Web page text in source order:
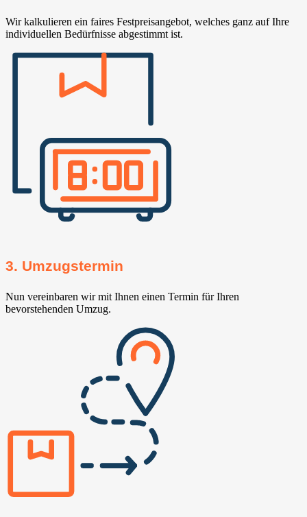
Wir kalkulieren ein faires Festpreisangebot, welches ganz auf Ihre
individuellen Bedürfnisse abgestimmt ist.
3. Umzugstermin
Nun vereinbaren wir mit Ihnen einen Termin für Ihren
bevorstehenden Umzug.